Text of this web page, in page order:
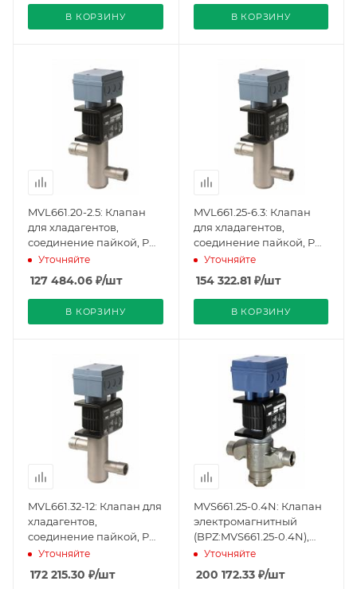
соединение пайкой,
PN32, DN50, KVS 30, AC
В КОРЗИНУ В КОРЗИНУ
MVL661.20-2.5: Клапан
для хладагентов,
соединение пайкой, PN
40, DN 20, KVS 2.5, AC/DC
24 В (BPZ:MVL661.20-2.5),
Siemens
Уточняйте
127 484.06 ₽/шт
В КОРЗИНУ
MVL661.25-6.3: Клапан
для хладагентов,
соединение пайкой, PN
40, DN 25, KVS 6.3, AC/DC
24 В (BPZ:MVL661.25-6.3),
Siemens
Уточняйте
154 322.81₽/шт
В КОРЗИНУ
MVL661.32-12: Клапан для
хладагентов,
соединение пайкой, PN
40, DN 32, KVS 12, AC/DC
24 В (BPZ:MVL661.32-12),
Siemens
Уточняйте
172 215.30 ₽/шт
MVS661.25-0.4N: Клапан
электромагнитный
(BPZ:MVS661.25-0.4N),
Siemens
Уточняйте
200 172.33₽/шт